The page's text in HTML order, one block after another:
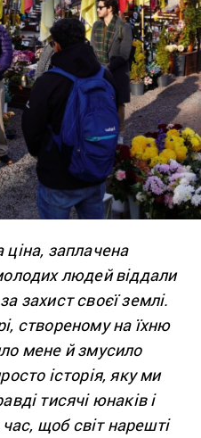
заплачена
людей віддали
захист своєї землі.
створеному на їхню
мене й змусило
історія, яку ми
тисячі юнаків і
час, щоб світ нарешті